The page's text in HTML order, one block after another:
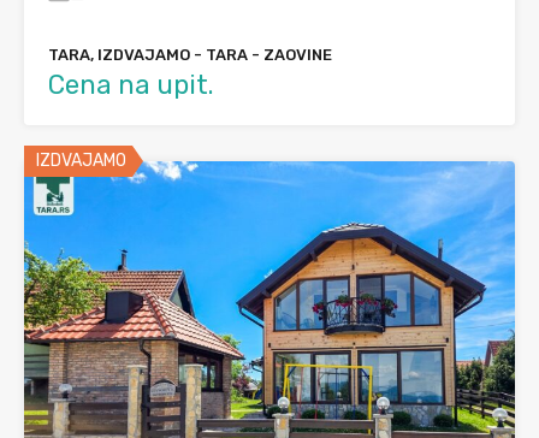
TARA, IZDVAJAMO - TARA - ZAOVINE
Cena na upit.
IZDVAJAMO